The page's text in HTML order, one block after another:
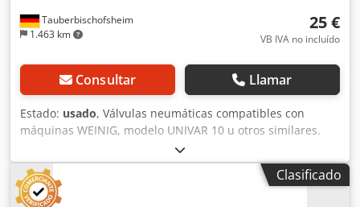
Tauberbischofsheim
1.463 km
25 €
VB IVA no incluído
Consultar Llamar
Estado: usado, Válvulas neumáticas compatibles con
máquinas WEINIG, modelo UNIVAR 10 u otros similares.
Accionamiento estándar a ambos lados o retorno por
resorte. Datos técnicos: - Cantidad: 27 Crjdpfx Ajzrxlaodqof
Clasificado